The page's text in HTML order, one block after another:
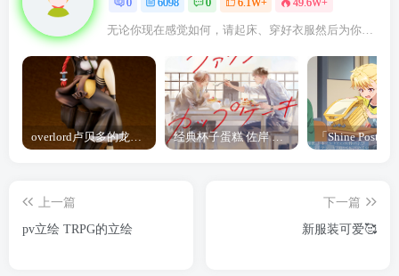
无论你现在感觉如何，请起床、穿好衣服然后为你的梦想而奋斗
overlord卢贝多的龙王谁厉害 「Overlord」露普斯蕾琪娜·贝塔手办开订 经典杯子蛋糕 佐岸 漫画「经典杯子蛋糕」宣布真人日剧化
上一篇
pv立绘 TRPG的立绘
下一篇
新服装可爱🥰